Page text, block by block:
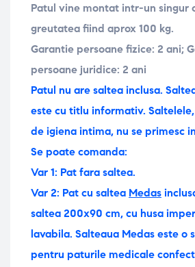
Patul vine montat intr-un singur
greutatea fiind aprox 100 kg.
Garantie persoane fizice: 2 ani;
persoane juridice: 2 ani
Patul nu are saltea inclusa.
este cu titlu informativ.
de igiena intima, nu se primesc
Se poate comanda:
Var 1: Pat fara saltea.
Var 2: Pat cu saltea Medas
saltea 200x90 cm, cu husa
lavabila. Salteaua Medas este o
pentru paturile medicale